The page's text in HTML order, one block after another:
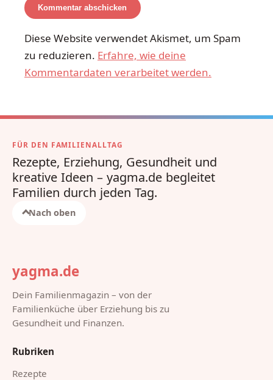
Diese Website verwendet Akismet, um Spam
zu reduzieren. Erfahre, wie deine
Kommentardaten verarbeitet werden.
FÜR DEN FAMILIENALLTAG
Rezepte, Erziehung, Gesundheit und
kreative Ideen – yagma.de begleitet
Familien durch jeden Tag.
Nach oben
yagma.de
Dein Familienmagazin – von der
Familienküche über Erziehung bis zu
Gesundheit und Finanzen.
Rubriken
Rezepte